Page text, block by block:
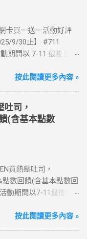
卡買一送一活動好評
9/30止】 #711
期間以 7-11 最後公告
買一送一優惠！ > 實
。 (出國開通啟用後回
】 ) > eSIM出國上網
「吃到飽」方案；即
。 (例：買1張日本5天
動詳情：好康優惠看
·eSIM ibon 購買教學
上網首選，速度穩
、土耳其 熱門地區通
超便利 ✈️ 180天彈性開
按此閱讀更多內容 »
吐司，
(含基本點數
買熱壓吐司，
點數回饋(含基本點數回
動期間以7-11最後公
ELEVEN買熱壓吐司
按此閱讀更多內容 »